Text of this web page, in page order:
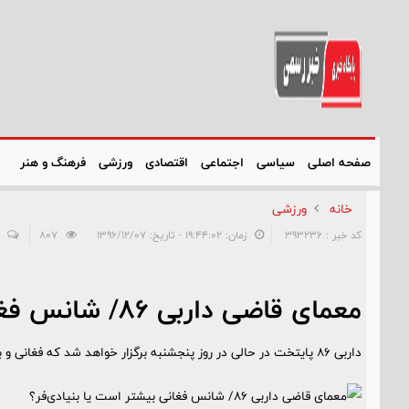
صفحه اصلی سیاسی اجتماعی اقتصادی ورزشی فرهنگ و هنر
خانه ورزشی
کد خبر : 393236 زمان: ۱۹:۴۴:۰۲ - تاریخ: ۱۳۹۶/۱۲/۰۷
معمای قاضی داربی ۸۶/ شانس فغانی بیشتر است یا بنیادی‌فر؟
داربی ۸۶ پایتخت در حالی در روز پنجشنبه برگزار خواهد شد که فغانی و بنیادی‌فر دو گزینه اصلی قضاوت در این دیدار هستند.